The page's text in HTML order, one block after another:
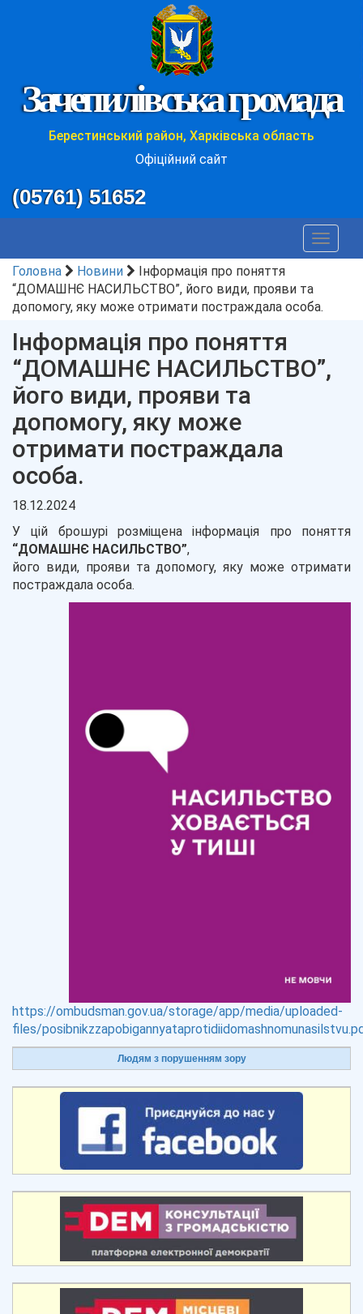
Зачепилівська громада
Берестинський район, Харківська область
Офіційний сайт
(05761) 51652
Toggle
Головна
Новини
Інформація про поняття
“ДОМАШНЄ НАСИЛЬСТВО”, його види, прояви та
допомогу, яку може отримати постраждала особа.
Інформація про поняття
“ДОМАШНЄ НАСИЛЬСТВО”,
його види, прояви та
допомогу, яку може
отримати постраждала
особа.
18.12.2024
У цій брошурі розміщена інформація про поняття
“ДОМАШНЄ НАСИЛЬСТВО”,
його види, прояви та допомогу, яку може отримати
постраждала особа.
https://ombudsman.gov.ua/storage/app/media/uploaded-
files/
Людям з порушенням зору